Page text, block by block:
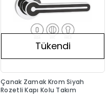
Tükendi
Çanak Zamak Krom Siyah
Rozetli Kapı Kolu Takım